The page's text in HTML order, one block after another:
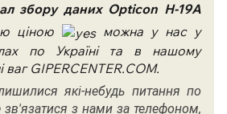
збору даних Opticon H-19A
ціною
можна у нас у
по Україні та в нашому
ваг GIPERCENTER.COM.
які-небудь питання по
зв'язатися з нами за телефоном,